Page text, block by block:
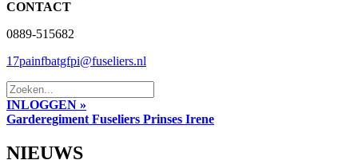
CONTACT
0889-515682
17painfbatgfpi@fuseliers.nl
INLOGGEN »
Garderegiment Fuseliers Prinses Irene
NIEUWS